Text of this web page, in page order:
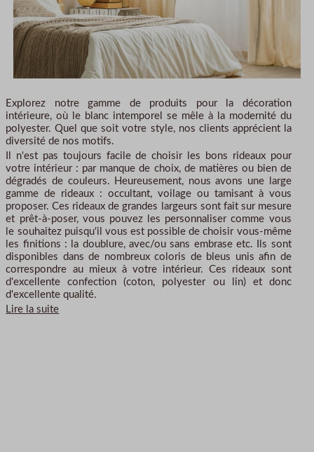
Explorez notre gamme de produits pour la décoration
intérieure, où le blanc intemporel se mêle à la modernité du
polyester. Quel que soit votre style, nos clients apprécient la
diversité de nos motifs.
Il n'est pas toujours facile de choisir les bons rideaux pour
votre intérieur : par manque de choix, de matières ou bien de
dégradés de couleurs. Heureusement, nous avons une large
gamme de rideaux : occultant, voilage ou tamisant à vous
proposer. Ces rideaux de grandes largeurs sont fait sur mesure
et prêt-à-poser, vous pouvez les personnaliser comme vous
le souhaitez puisqu'il vous est possible de choisir vous-même
les finitions : la doublure, avec/ou sans embrase etc. Ils sont
disponibles dans de nombreux coloris de bleus unis afin de
correspondre au mieux à votre intérieur. Ces rideaux sont
d'excellente confection (coton, polyester ou lin) et donc
d'excellente qualité.
Lire la suite